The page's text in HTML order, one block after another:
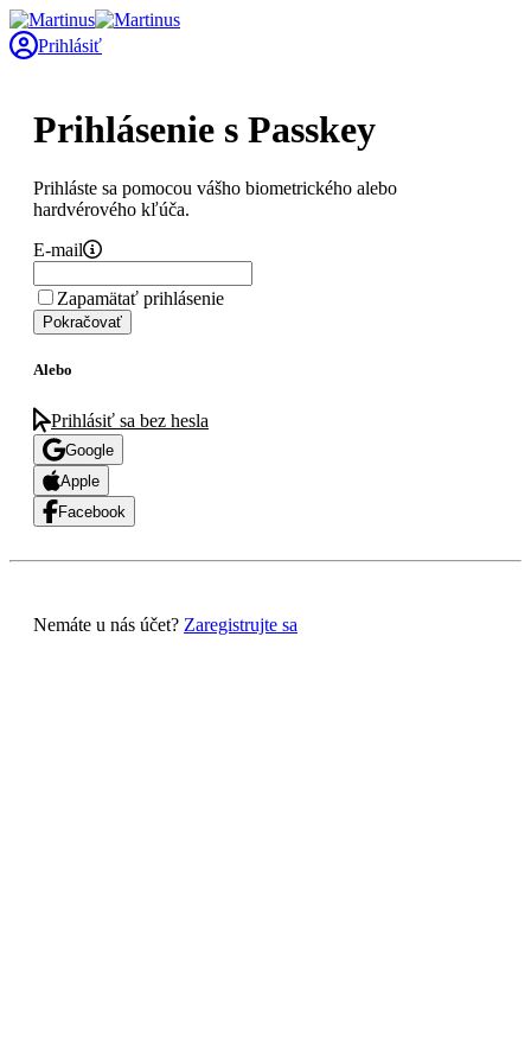
Prihlásiť
Prihlásenie s Passkey
Prihláste sa pomocou vášho biometrického alebo
hardvérového kľúča.
E-mail
Zapamätať prihlásenie
Pokračovať
Alebo
Prihlásiť sa bez hesla
Google
Apple
Facebook
Nemáte u nás účet? Zaregistrujte sa